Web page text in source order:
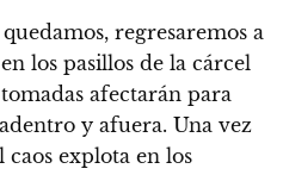
regresaremos a
los pasillos de la cárcel
afectarán para
y afuera. Una vez
explota en los